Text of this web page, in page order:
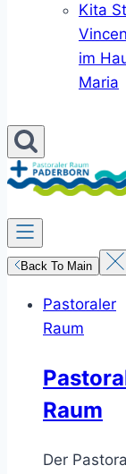
Kita
im
Maria
Back To Main
Pastoraler
Raum
Raum
Der